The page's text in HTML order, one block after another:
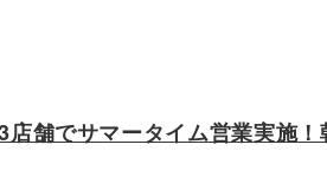
店舗でサマータイム営業実施